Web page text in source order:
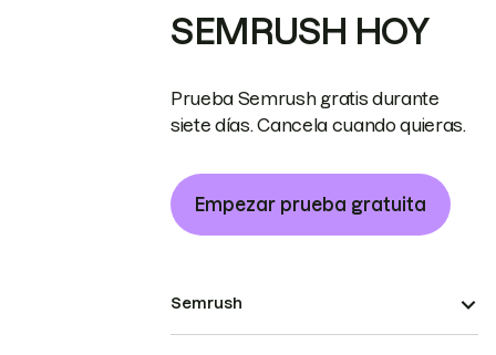
SEMRUSH HOY
Prueba Semrush gratis durante
siete días. Cancela cuando quieras.
Empezar prueba gratuita
Semrush